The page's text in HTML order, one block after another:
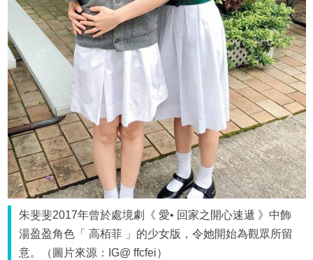
朱斐斐2017年曾於處境劇《 愛• 回家之開心速遞 》中飾
湯盈盈角色「 高栢菲 」的少女版，令她開始為觀眾所留
意。（圖片來源：IG@ ffcfei）